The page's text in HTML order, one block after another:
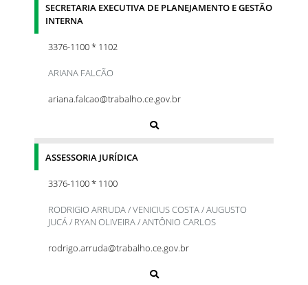
SECRETARIA EXECUTIVA DE PLANEJAMENTO E GESTÃO
INTERNA
3376-1100 * 1102
ARIANA FALCÃO
ariana.falcao@trabalho.ce.gov.br
ASSESSORIA JURÍDICA
3376-1100 * 1100
RODRIGIO ARRUDA / VENICIUS COSTA / AUGUSTO
JUCÁ / RYAN OLIVEIRA / ANTÔNIO CARLOS
rodrigo.arruda@trabalho.ce.gov.br